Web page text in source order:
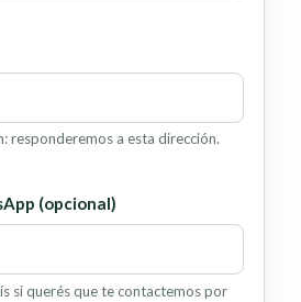
responderemos a esta dirección.
(opcional)
si querés que te contactemos por